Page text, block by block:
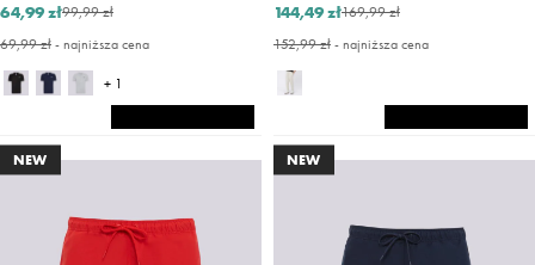
99,99 zł
64,99 zł
69,99 zł- najniższa cena
+ 1
169,99 zł
144,49 zł
152,99 zł- najniższa cena
NEW NEW